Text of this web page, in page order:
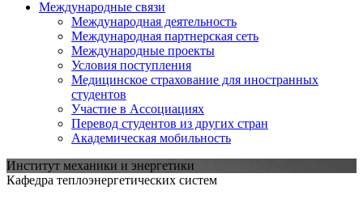
Международные связи
Международная деятельность
Международная партнерская сеть
Международные проекты
Условия поступления
Медицинское страхование для иностранных
студентов
Участие в Ассоциациях
Перевод студентов из других стран
Академическая мобильность
Институт механики и энергетики
Кафедра теплоэнергетических систем